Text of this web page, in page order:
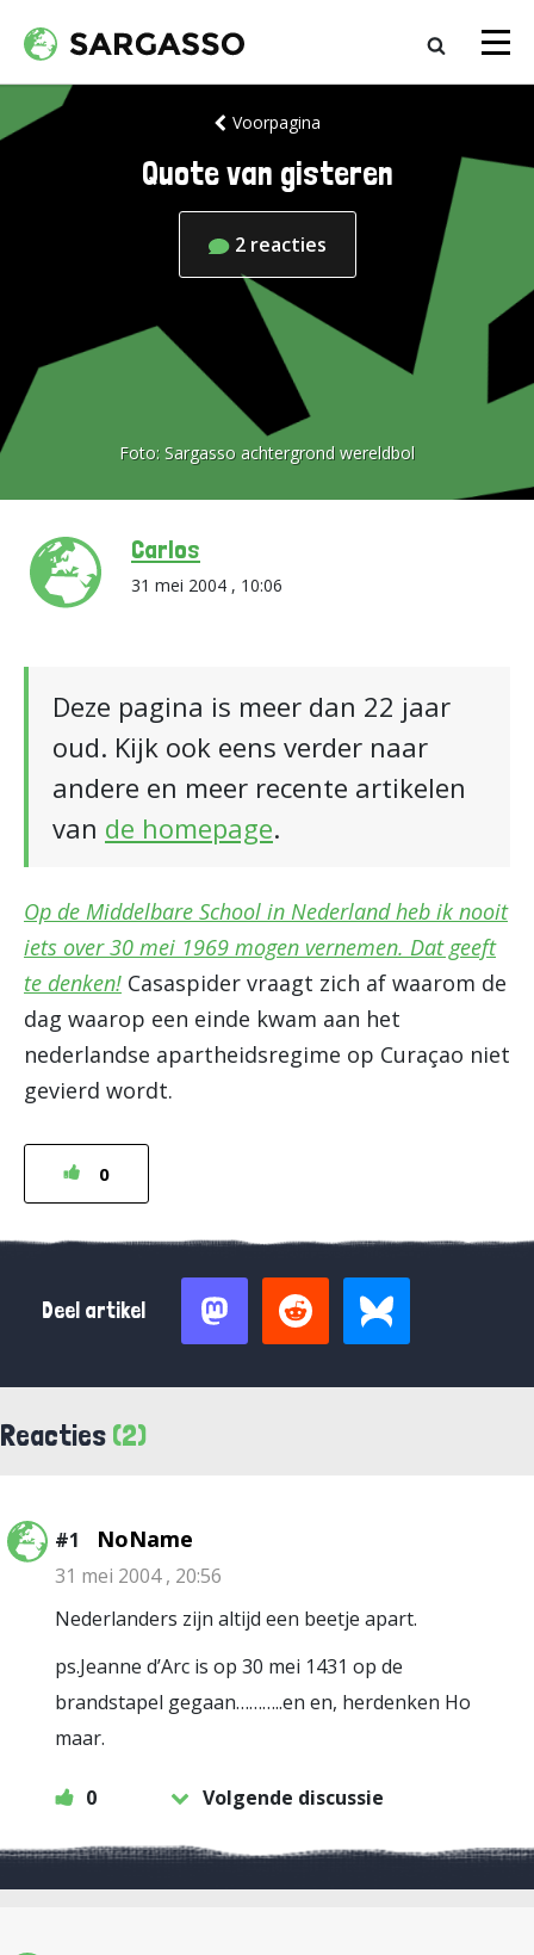
Voorpagina
Quote van gisteren
2 reacties
Foto: Sargasso achtergrond wereldbol
Carlos
31 mei 2004 , 10:06
Deze pagina is meer dan 22 jaar
oud. Kijk ook eens verder naar
andere en meer recente artikelen
van de homepage.
Op de Middelbare School in Nederland heb ik nooit
iets over 30 mei 1969 mogen vernemen. Dat geeft
te denken! Casaspider vraagt zich af waarom de
dag waarop een einde kwam aan het
nederlandse apartheidsregime op Curaçao niet
gevierd wordt.
0
Deel artikel
Reacties (2)
#1 NoName
31 mei 2004 , 20:56
Nederlanders zijn altijd een beetje apart.
ps.Jeanne d’Arc is op 30 mei 1431 op de
brandstapel gegaan………..en en, herdenken Ho
maar.
0 Volgende discussie